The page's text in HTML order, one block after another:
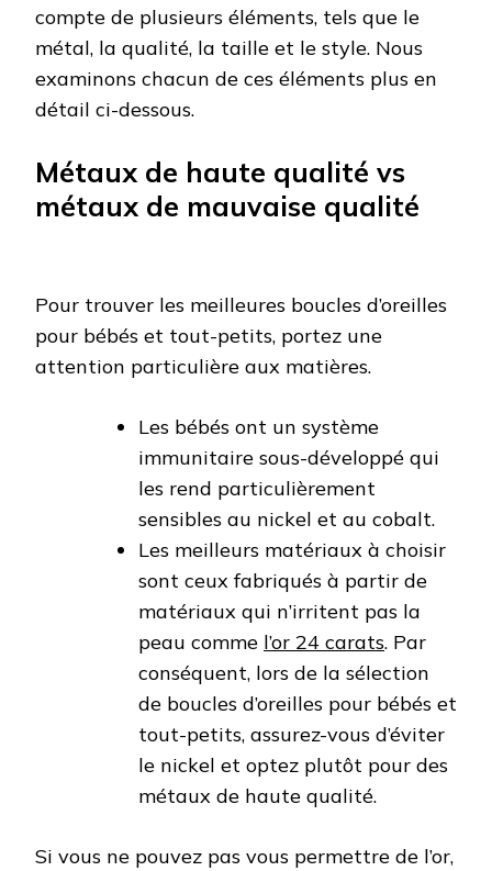
compte de plusieurs éléments, tels que le
métal, la qualité, la taille et le style. Nous
examinons chacun de ces éléments plus en
détail ci-dessous.
Métaux de haute qualité vs
métaux de mauvaise qualité
Pour trouver les meilleures boucles d’oreilles
pour bébés et tout-petits, portez une
attention particulière aux matières.
Les bébés ont un système
immunitaire sous-développé qui
les rend particulièrement
sensibles au nickel et au cobalt.
Les meilleurs matériaux à choisir
sont ceux fabriqués à partir de
matériaux qui n’irritent pas la
peau comme l’or 24 carats. Par
conséquent, lors de la sélection
de boucles d’oreilles pour bébés et
tout-petits, assurez-vous d’éviter
le nickel et optez plutôt pour des
métaux de haute qualité.
Si vous ne pouvez pas vous permettre de l’or,